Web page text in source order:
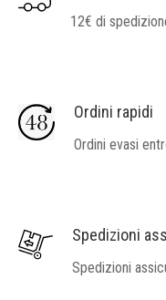
12€ di
Ordini rapidi
Ordini evasi
Spedizioni
Spedizioni